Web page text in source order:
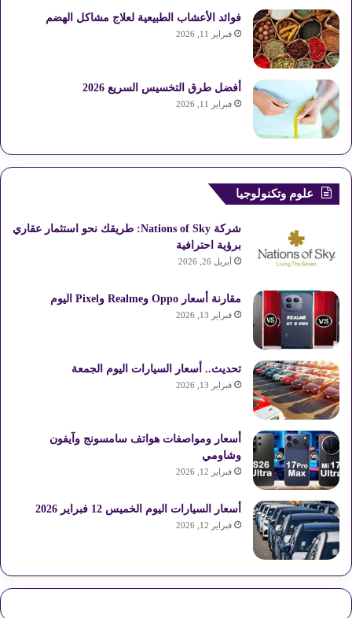
فوائد الأعشاب الطبيعية لعلاج مشاكل الهضم
فبراير 11, 2026
أفضل طرق التخسيس السريع 2026
فبراير 11, 2026
علوم وتكنولوجيا
شركة Nations of Sky: طريقك نحو استثمار عقاري
برؤية احترافية
أبريل 26, 2026
مقارنة أسعار Oppo وRealme وPixel اليوم
فبراير 13, 2026
تحديث.. أسعار السيارات اليوم الجمعة
فبراير 13, 2026
أسعار ومواصفات هواتف سامسونج وآيفون
وشاومي
فبراير 12, 2026
أسعار السيارات اليوم الخميس 12 فبراير 2026
فبراير 12, 2026